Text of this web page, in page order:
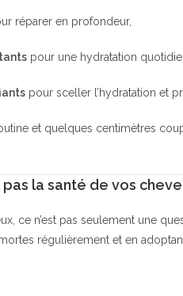
réparer en profondeur,
pour une hydratation
pour sceller l’hydratation et
et quelques centimètres
pas la santé de vos
ce n’est pas seulement une
régulièrement et en